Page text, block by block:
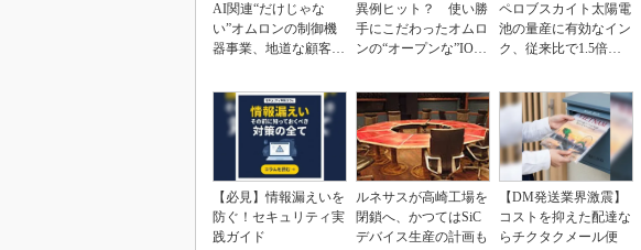
AI関連“だけじゃな
い”オムロンの制御機
器事業、地道な顧客基
異例ヒット？ 使い勝
手にこだわったオムロ
ンの“オープンな”IO-L
ペロブスカイト太陽電
池の量産に有効なイン
ク、従来比で1.5倍の
【必見】情報漏えいを
防ぐ！セキュリティ実
践ガイド
ルネサスが高崎工場を
閉鎖へ、かつてはSiC
デバイス生産の計画も
【DM発送業界激震】
コストを抑えた配達な
らチクタクメール便